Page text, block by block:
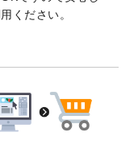
した。
デザインテンプレ
。
ーホルダーが作成で
ください。